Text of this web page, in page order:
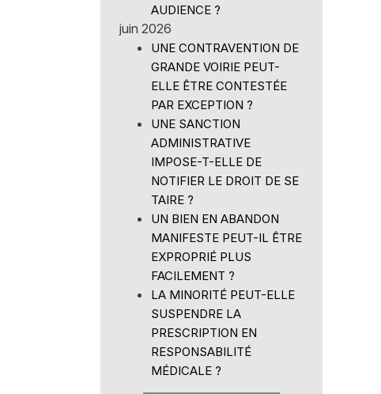
AUDIENCE ?
juin 2026
UNE CONTRAVENTION DE
GRANDE VOIRIE PEUT-
ELLE ÊTRE CONTESTÉE
PAR EXCEPTION ?
UNE SANCTION
ADMINISTRATIVE
IMPOSE-T-ELLE DE
NOTIFIER LE DROIT DE SE
TAIRE ?
UN BIEN EN ABANDON
MANIFESTE PEUT-IL ÊTRE
EXPROPRIÉ PLUS
FACILEMENT ?
LA MINORITÉ PEUT-ELLE
SUSPENDRE LA
PRESCRIPTION EN
RESPONSABILITÉ
MÉDICALE ?